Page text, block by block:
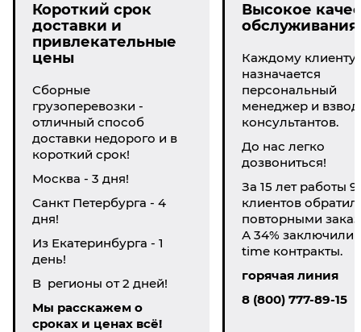
Короткий срок
доставки и
привлекательные
цены
Сборные
грузоперевозки -
отличный способ
доставки недорого и в
короткий срок!
Москва - 3 дня!
Санкт Петербурга - 4
дня!
Из Екатеринбурга - 1
день!
В регионы от 2 дней!
Мы расскажем о
сроках и ценах всё!
Высокое
обслуживания
Каждому клиенту
назначается
персональный
менеджер и взвод
консультантов.
До нас легко
дозвониться!
За 15 лет работы
клиентов
повторными
А 34% заключили
time контракты.
горячая линия
8 (800) 777-89-15